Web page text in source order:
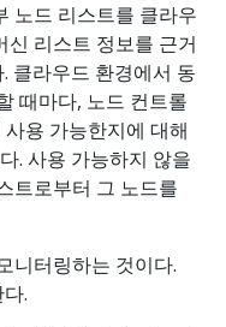
노드 리스트를 클라우
리스트 정보를 근거
클라우드 환경에서 동
때마다, 노드 컨트롤
용 가능한지에 대해
. 사용 가능하지 않을
트로부터 그 노드를
니터링하는 것이다.
.